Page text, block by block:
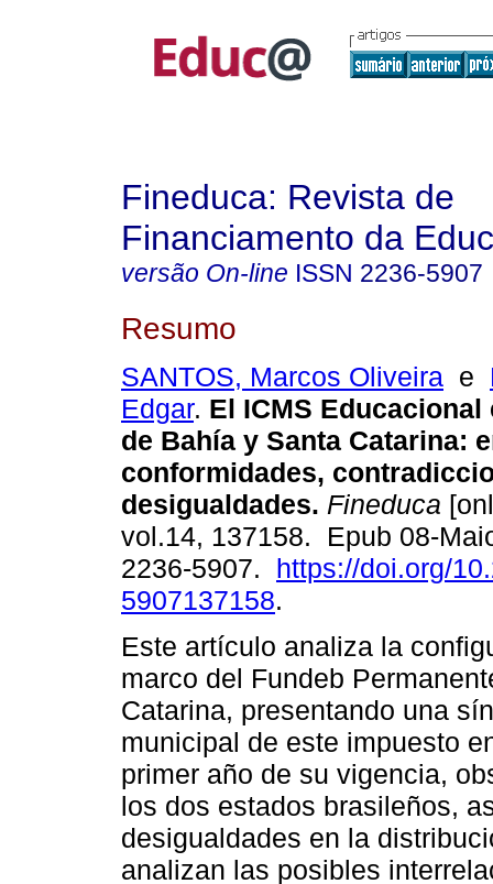
Fineduca: Revista de
Financiamento da
versão On-line ISSN 2236-5907
Resumo
SANTOS, Marcos Oliveira e
Edgar. El ICMS
de Bahía y Santa Catarina:
conformidades,
desigualdades. Fineduca
vol.14, 137158. Epub 08-
2236-5907. https://doi.org/
5907137158.
Este artículo analiza la
marco del Fundeb
Catarina, presentando una
municipal de este impuesto
primer año de su vigencia,
los dos estados brasileños,
desigualdades en la
analizan las posibles